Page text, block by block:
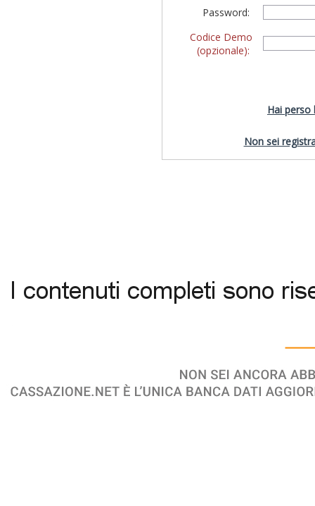
Password:
Codice Demo
(opzionale):
Hai perso
Non sei